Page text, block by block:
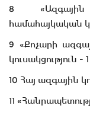
8 «Ազգային
համահայկական
9 «Քոչարի
կուսակցություն - 1
10 Հայ ազգային
11